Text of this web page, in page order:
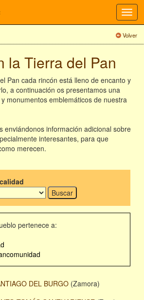
Volver
la Tierra del Pan
Pan cada rincón está lleno de encanto y
a continuación os presentamos una
monumentos emblemáticos de nuestra
enviándonos información adicional sobre
interesantes, para que
merecen.
pertenece a:
DEL BURGO (Zamora)